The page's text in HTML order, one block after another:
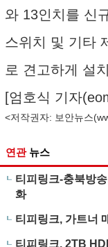
와 13인치를 신
스위치 및 기타
로 견고하게 설
[엄호식 기자(
<저작권자: 보안뉴스(
연관 뉴스
티피링크-충북방
화
티피링크, 가트너
티피링크, 2TB